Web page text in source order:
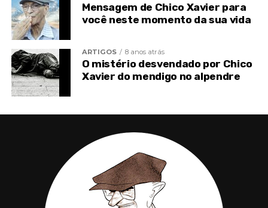
TÓPICOS RELACIONADOS ASSALTO
CACHORRO
CHICO DE MINAS XAVIER
CHICO XAVIER
NOTÍCIAS DO BEM
TOPO
Mensagem de Chico Xavier para
você neste momento da sua vida
ARTIGOS 8 anos atrás
O mistério desvendado por Chico
Xavier do mendigo no alpendre